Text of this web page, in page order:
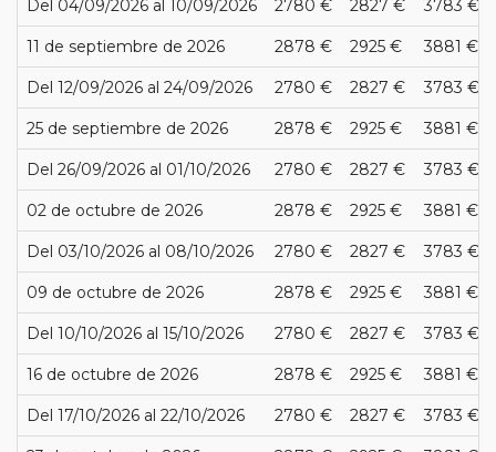
Del 04/09/2026 al 10/09/2026 2780 € 2827 € 3783 €
11 de septiembre de 2026 2878 € 2925 € 3881 €
Del 12/09/2026 al 24/09/2026 2780 € 2827 € 3783 €
25 de septiembre de 2026 2878 € 2925 € 3881 €
Del 26/09/2026 al 01/10/2026 2780 € 2827 € 3783 €
02 de octubre de 2026 2878 € 2925 € 3881 €
Del 03/10/2026 al 08/10/2026 2780 € 2827 € 3783 €
09 de octubre de 2026 2878 € 2925 € 3881 €
Del 10/10/2026 al 15/10/2026 2780 € 2827 € 3783 €
16 de octubre de 2026 2878 € 2925 € 3881 €
Del 17/10/2026 al 22/10/2026 2780 € 2827 € 3783 €